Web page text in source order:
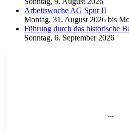
Arbeitswoche AG Spur II
Montag, 31. August 2026 bis
Führung durch das historische
Sonntag, 6. September 2026